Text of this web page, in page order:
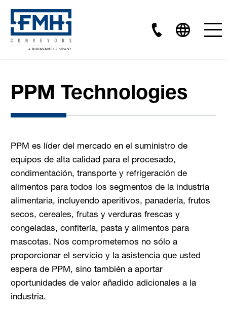
PPM Technologies
PPM es líder del mercado en el suministro de
equipos de alta calidad para el procesado,
condimentación, transporte y refrigeración de
alimentos para todos los segmentos de la industria
alimentaria, incluyendo aperitivos, panadería, frutos
secos, cereales, frutas y verduras frescas y
congeladas, confitería, pasta y alimentos para
mascotas. Nos comprometemos no sólo a
proporcionar el servicio y la asistencia que usted
espera de PPM, sino también a aportar
oportunidades de valor añadido adicionales a la
industria.